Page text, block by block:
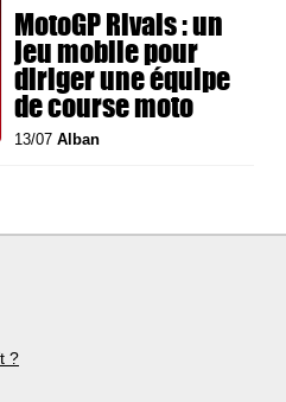
MotoGP Rivals : un
jeu mobile pour
diriger une équipe
de course moto
13/07Alban
?